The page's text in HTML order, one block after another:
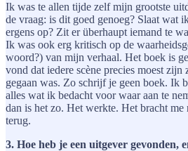
Ik was te allen tijde zelf mijn grootste
de vraag: is dit goed genoeg? Slaat wat
ergens op? Zit er überhaupt iemand te
Ik was ook erg kritisch op de
woord?) van mijn verhaal. Het boek is
vond dat iedere scène precies moest
gegaan was. Zo schrijf je geen boek. Ik
alles wat ik bedacht voor waar aan te
dan is het zo. Het werkte. Het bracht
terug.
3. Hoe heb je een uitgever gevonden,